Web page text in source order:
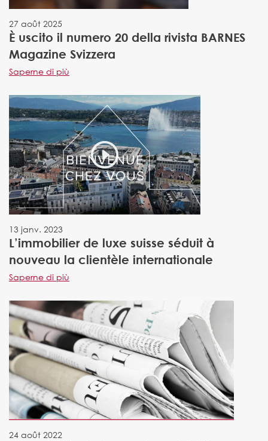
27 août 2025
È uscito il numero 20 della rivista BARNES
Magazine Svizzera
Saperne di più
13 janv. 2023
L’immobilier de luxe suisse séduit à
nouveau la clientèle internationale
Saperne di più
24 août 2022